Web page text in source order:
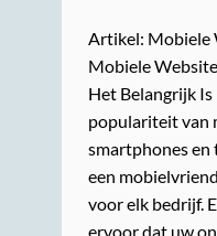
Artikel: Mobiele
Mobiele
Het Belangrijk
populariteit van
smartphones en
een
voor elk bedrijf.
ervoor dat uw